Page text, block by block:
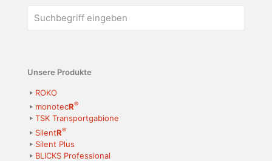
Unsere Produkte
ROKO
monotecR®
TSK Transportgabione
SilentR®
Silent Plus
BLICKS Professional